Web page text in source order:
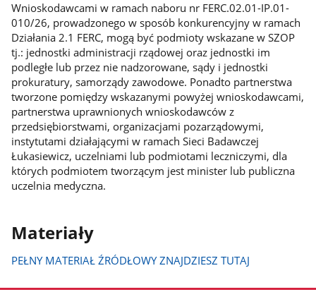
Wnioskodawcami w ramach naboru nr FERC.02.01-IP.01-
010/26, prowadzonego w sposób konkurencyjny w ramach
Działania 2.1 FERC, mogą być podmioty wskazane w SZOP
tj.: jednostki administracji rządowej oraz jednostki im
podległe lub przez nie nadzorowane, sądy i jednostki
prokuratury, samorządy zawodowe. Ponadto partnerstwa
tworzone pomiędzy wskazanymi powyżej wnioskodawcami,
partnerstwa uprawnionych wnioskodawców z
przedsiębiorstwami, organizacjami pozarządowymi,
instytutami działającymi w ramach Sieci Badawczej
Łukasiewicz, uczelniami lub podmiotami leczniczymi, dla
których podmiotem tworzącym jest minister lub publiczna
uczelnia medyczna.
Materiały
PEŁNY MATERIAŁ ŹRÓDŁOWY ZNAJDZIESZ TUTAJ